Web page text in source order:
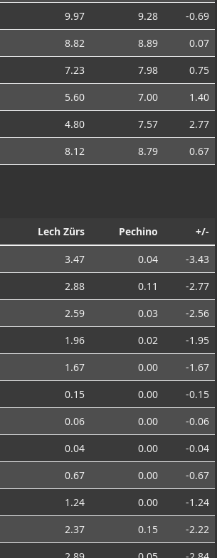
9.97 9.28
-0.69
8.82 8.89
0.07
7.23 7.98
0.75
5.60 7.00
1.40
4.80 7.57
2.77
8.12 8.79 0.67
Lech Zürs Pechino +/-
3.47 0.04
-3.43
2.88 0.11
-2.77
2.59 0.03
-2.56
1.96 0.02
-1.95
1.67 0.00
-1.67
0.15 0.00
-0.15
0.06 0.00
-0.06
0.04 0.00
-0.04
0.67 0.00
-0.67
1.24 0.00
-1.24
2.37 0.15
-2.22